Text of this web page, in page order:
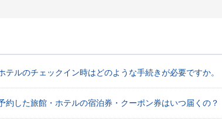
テルのチェックイン時はどのような手続きが必要ですか。
約した旅館・ホテルの宿泊券・クーポン券はいつ届くの？